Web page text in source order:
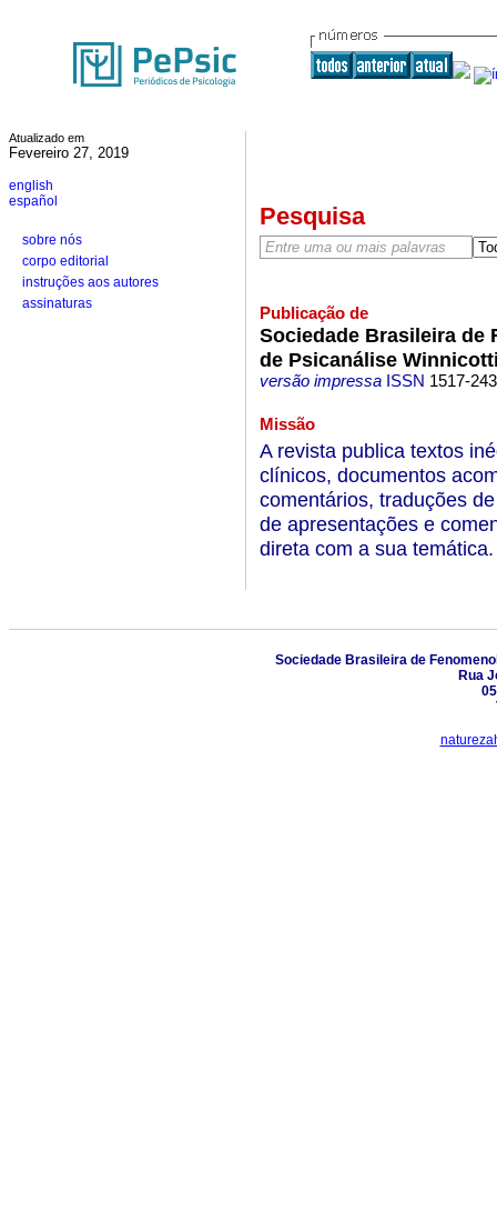
Atualizado em
Fevereiro 27, 2019
english
español
sobre nós
corpo editorial
instruções aos autores
assinaturas
Pesquisa
Publicação de
Sociedade Brasileira de
de Psicanálise
versão impressaISSN 1517-
Missão
A revista publica textos
clínicos, documentos
comentários, traduções
de apresentações e
direta com a sua temática.
Sociedade Brasileira de
Rua